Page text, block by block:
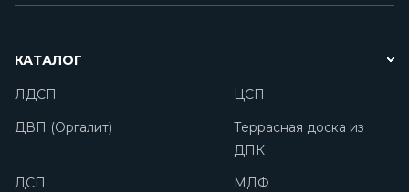
КАТАЛОГ
ЛДСП
ЦСП
ДВП (Оргалит)
Террасная доска из
ДПК
ДСП
МДФ